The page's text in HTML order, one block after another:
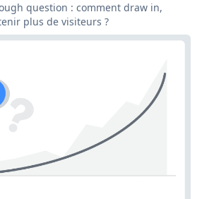
question : comment draw in,
plus de visiteurs ?